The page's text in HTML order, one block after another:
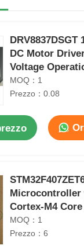
DRV8837DSGT
DC Motor
Voltage
Configuration
MOQ：1
Prezzo：0.08
Microcontroller
Cortex-M4
DMIPS 1MB
RAM
MOQ：1
Prezzo：6